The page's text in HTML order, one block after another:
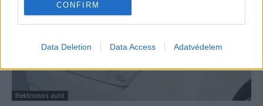
CONFIRM
Data Deletion Data Access Adatvédelem
Elektromos autó